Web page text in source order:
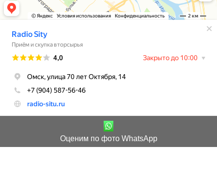
Оценим по фото WhatsApp